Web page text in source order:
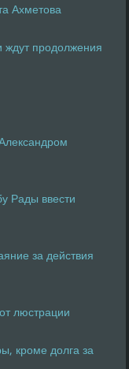
Ахметова
продолжения
Рады ввести
за действия
люстрации
кроме долга за